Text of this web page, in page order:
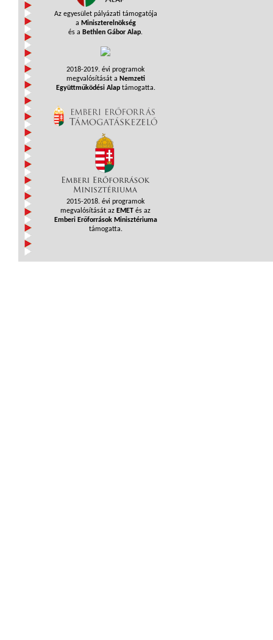
Az egyesület pályázati támogatója
a Miniszterelnökség
és a Bethlen Gábor Alap.
2018-2019. évi programok
megvalósítását a Nemzeti
Együttműködési Alaptámogatta.
2015-2018. évi programok
megvalósítását az EMET és az
Emberi Erőforrások Minisztériuma
támogatta.